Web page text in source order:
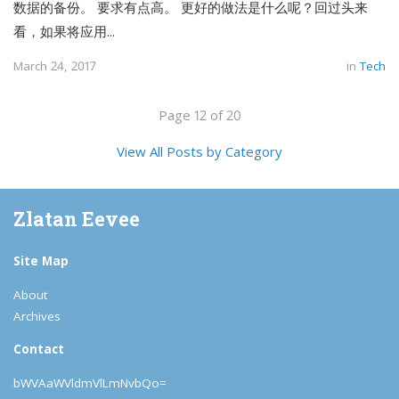
数据的备份。 要求有点高。 更好的做法是什么呢？回过头来
看，如果将应用...
March 24, 2017 inTech
Page 12 of 20
View All Posts by Category
Zlatan Eevee
Site Map
About
Archives
Contact
bWVAaWVldmVlLmNvbQo=